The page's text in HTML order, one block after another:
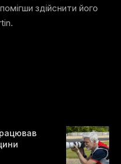
здійснити його